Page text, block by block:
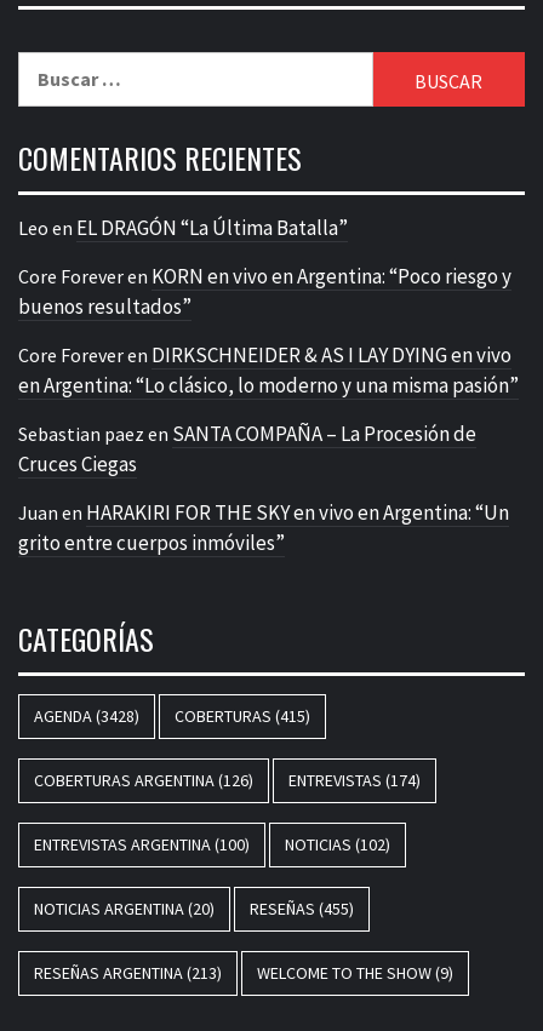
COMENTARIOS RECIENTES
Leo en EL DRAGÓN “La Última Batalla”
Core Foreveren KORN en vivo en Argentina: “Poco riesgo y
buenos resultados”
Core Foreveren DIRKSCHNEIDER & AS I LAY DYING en vivo
en Argentina: “Lo clásico, lo moderno y una misma pasión”
Sebastian paez en SANTA COMPAÑA – La Procesión de
Cruces Ciegas
Juan en HARAKIRI FOR THE SKY en vivo en Argentina: “Un
grito entre cuerpos inmóviles”
CATEGORÍAS
AGENDA(3428) COBERTURAS (415)
COBERTURAS ARGENTINA(126) ENTREVISTAS (174)
ENTREVISTAS ARGENTINA(100) NOTICIAS (102)
NOTICIAS ARGENTINA(20) RESEÑAS (455)
RESEÑAS ARGENTINA(213) WELCOME TO THE SHOW(9)